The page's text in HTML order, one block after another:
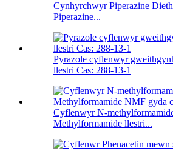
Cynhyrchwyr Piperazine
Piperazine...
Pyrazole cyflenwyr
llestri Cas: 288-13-1
Cyflenwyr N-
Methylformamide llestri...